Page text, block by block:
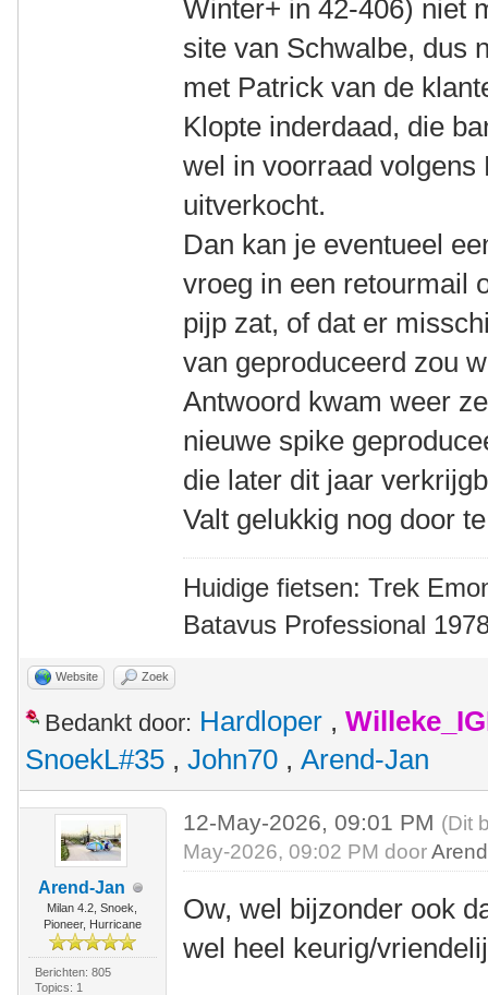
Winter+ in 42-406) niet
site van Schwalbe, dus
met Patrick van de
Klopte inderdaad, die
wel in voorraad
uitverkocht.
Dan kan je eventueel
vroeg in een retourmail
pijp zat, of dat er
van geproduceerd zou
Antwoord kwam weer
nieuwe spike
die later dit jaar
Valt gelukkig nog door
Huidige fietsen: Trek
Batavus Professional
Website Zoek
Bedankt door: Hardloper ,
SnoekL#35 , John70 , Arend-Jan
Arend-Jan
Milan 4.2, Snoek,
Pioneer, Hurricane
Berichten: 805
Topics: 1
12-May-2026, 09:01 PM (Dit
May-2026, 09:02 PM door
Ow, wel bijzonder ook
wel heel keurig/